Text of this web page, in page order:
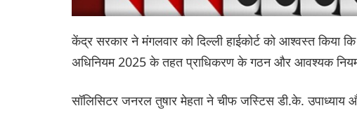
केंद्र सरकार ने मंगलवार को दिल्ली हाईकोर्ट को आश्वस्त किया
अधिनियम 2025 के तहत प्राधिकरण के गठन और आवश्यक नियम-
सॉलिसिटर जनरल तुषार मेहता ने चीफ जस्टिस डी.के.